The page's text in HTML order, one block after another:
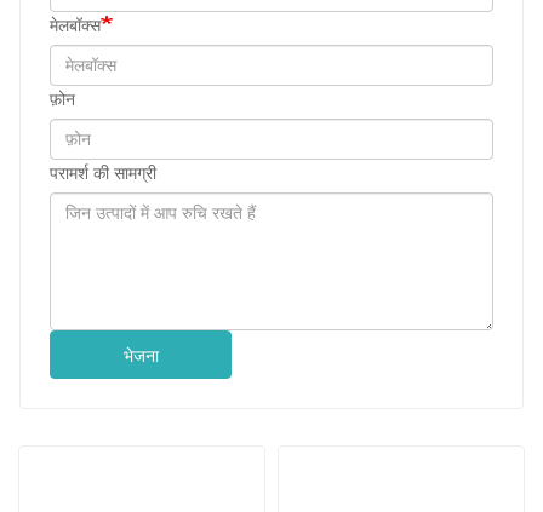
मेलबॉक्स
फ़ोन
परामर्श की सामग्री
भेजना